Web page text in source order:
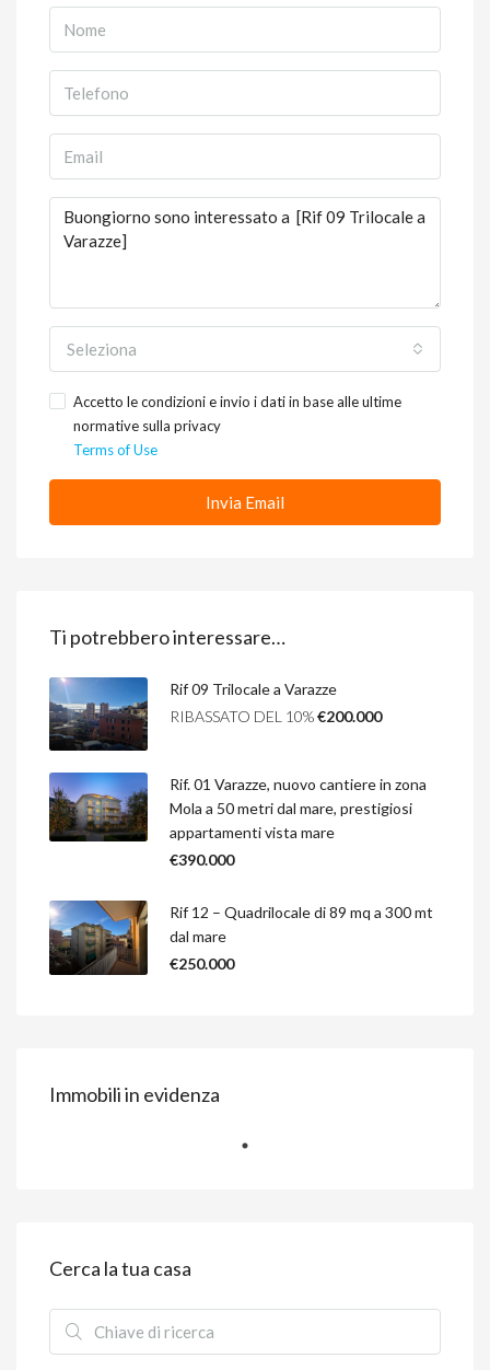
Seleziona
Accetto le condizioni e invio i dati in base alle ultime
normative sulla privacy
Terms of Use
Invia Email
Ti potrebbero interessare…
Rif 09 Trilocale a Varazze
RIBASSATO DEL 10%€200.000
Rif. 01 Varazze, nuovo cantiere in zona
Mola a 50 metri dal mare, prestigiosi
appartamenti vista mare
€390.000
Rif 12 – Quadrilocale di 89 mq a 300 mt
dal mare
€250.000
Immobili in evidenza
Cerca la tua casa